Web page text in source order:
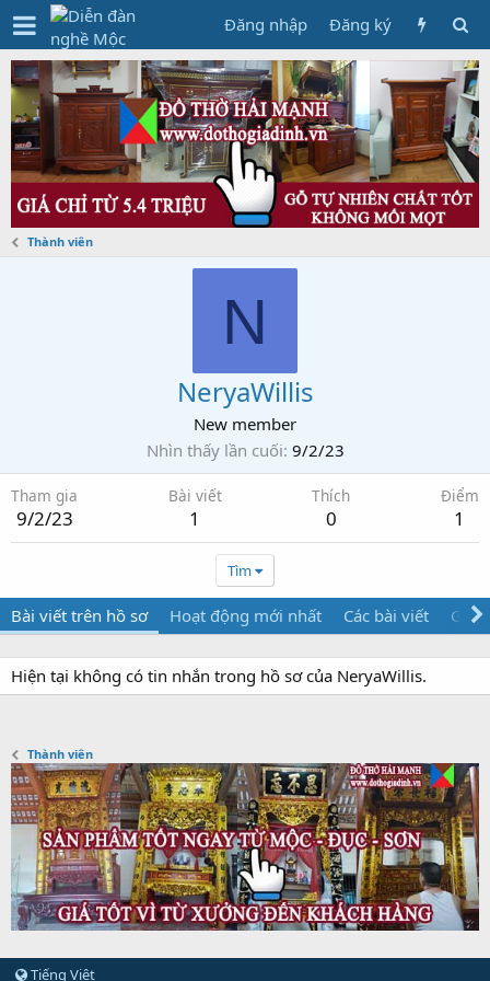
Đăng nhập Đăng ký
Thành viên
N
NeryaWillis
New member
Nhìn thấy lần cuối 9/2/23
Tham gia
9/2/23
Bài viết
1
Thích
0
Điểm
1
Tìm
Bài viết trên hồ sơ Hoạt động mới nhất Các bài viết Giới
Hiện tại không có tin nhắn trong hồ sơ của NeryaWillis.
Thành viên
Tiếng Việt